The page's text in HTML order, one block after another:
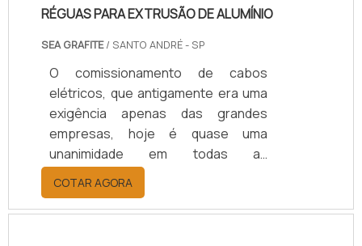
RÉGUAS PARA EXTRUSÃO DE ALUMÍNIO
SEA GRAFITE/ SANTO ANDRÉ - SP
O comissionamento de cabos
elétricos, que antigamente era uma
exigência apenas das grandes
empresas, hoje é quase uma
unanimidade em todas as
instalações industriais tanto de
pequeno como de grande porte e
tem como finalidade a certificação
COTAR AGORA